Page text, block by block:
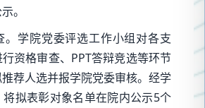
。
。学院党委评选工作小组对各支
资格审查、PPT答辩竞选等环节
荐人选并报学院党委审核。经学
拟表彰对象名单在院内公示5个